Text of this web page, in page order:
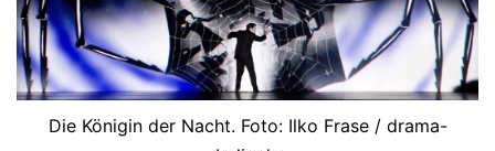
Die Königin der Nacht. Foto: Ilko Frase / drama-